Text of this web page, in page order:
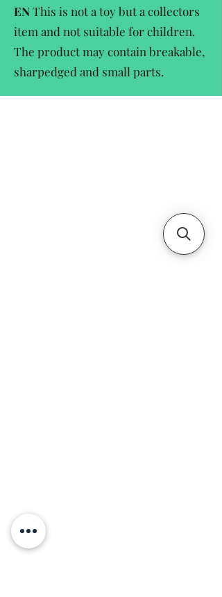
ENThis is not a toy but a collectors
item and not suitable for children.
The product may contain breakable,
sharpedged and small parts.